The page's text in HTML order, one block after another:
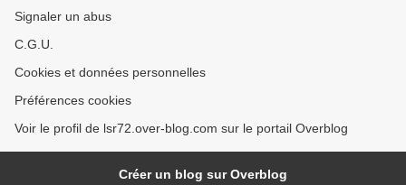
Signaler un abus
C.G.U.
Cookies et données personnelles
Préférences cookies
Voir le profil de lsr72.over-blog.com sur le portail Overblog
Créer un blog sur Overblog